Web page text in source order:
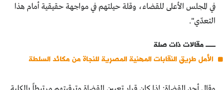
في المجلس الأعلى للقضاء، وقلة حيلتهم في مواجهة حقيقية أمام هذا
التعدّي".
مقالات ذات صلة
الأمل طريق النقابات المهنية المصرية للنجاة من مكائد السلطة